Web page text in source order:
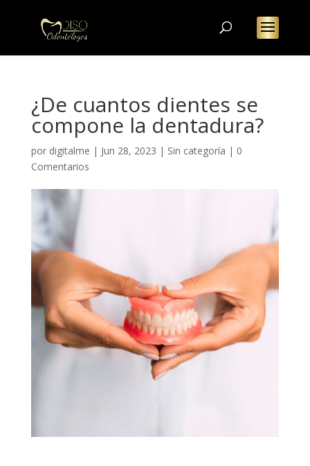
¿De cuantos dientes se
compone la dentadura?
por digitalme | Jun 28, 2023 | Sin categoría | 0
Comentarios